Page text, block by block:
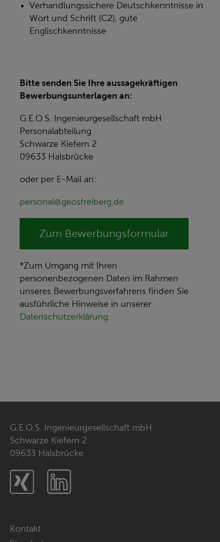
Verhandlungssichere Deutschkenntnisse in
Wort und Schrift (C2), gute
Englischkenntnisse
Bitte senden Sie Ihre aussagekräftigen
Bewerbungsunterlagen an:
G.E.O.S. Ingenieurgesellschaft mbH
Personalabteilung
Schwarze Kiefern 2
09633 Halsbrücke
oder per E-Mail an:
personal@geosfreiberg.de
Zum Bewerbungsformular
*Zum Umgang mit Ihren
personenbezogenen Daten im Rahmen
unseres Bewerbungsverfahrens finden Sie
ausführliche Hinweise in unserer
Datenschutzerklärung.
G.E.O.S. Ingenieurgesellschaft mbH
Schwarze Kiefern 2
09633 Halsbrücke
Xing LinkedIn
Navigation
überspringen
Kontakt